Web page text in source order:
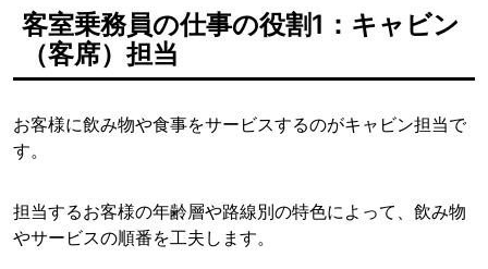
客室乗務員の仕事の役割1：キャビン
（客席）担当
お客様に飲み物や食事をサービスするのがキャビン担当で
す。
担当するお客様の年齢層や路線別の特色によって、飲み物
やサービスの順番を工夫します。